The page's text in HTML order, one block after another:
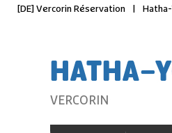
[DE] Vercorin Réservation
HATHA-
VERCORIN